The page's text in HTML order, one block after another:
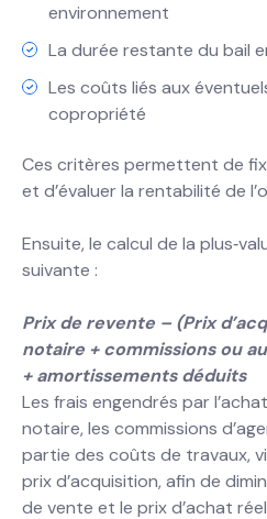
environnement
La durée restante du bail
Les coûts liés aux
copropriété
Ces critères permettent de
et d’évaluer la rentabilité de
Ensuite, le calcul de la
suivante :
Prix de revente – (Prix
notaire + commissions ou
+ amortissements déduits
Les frais engendrés par
notaire, les commissions
partie des coûts de travaux,
prix d’acquisition, afin de
de vente et le prix d’achat